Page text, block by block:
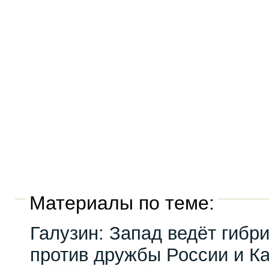
Материалы по теме:
Галузин: Запад ведёт
против дружбы России и